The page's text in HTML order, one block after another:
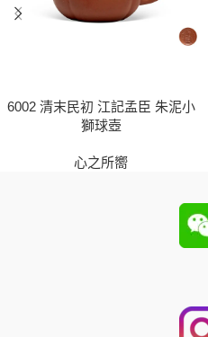
6002 清末民初 江記孟臣 朱泥小
獅球壺
心之所嚮